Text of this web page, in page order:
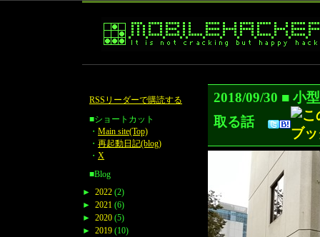
2018/09/30 ■ 小
取る話
RSSリーダーで購読する
■ショートカット
・ Main site(Top)
・ 再起動日記(blog)
・ X
■Blog
► 2022 (2)
► 2021 (6)
► 2020 (5)
► 2019 (10)